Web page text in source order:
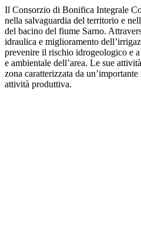
Il Consorzio di Bonifica Integrale
nella salvaguardia del territorio e
del bacino del fiume Sarno.
idraulica e miglioramento
prevenire il rischio idrogeologico e
e ambientale dell’area. Le sue
zona caratterizzata da
attività produttiva.